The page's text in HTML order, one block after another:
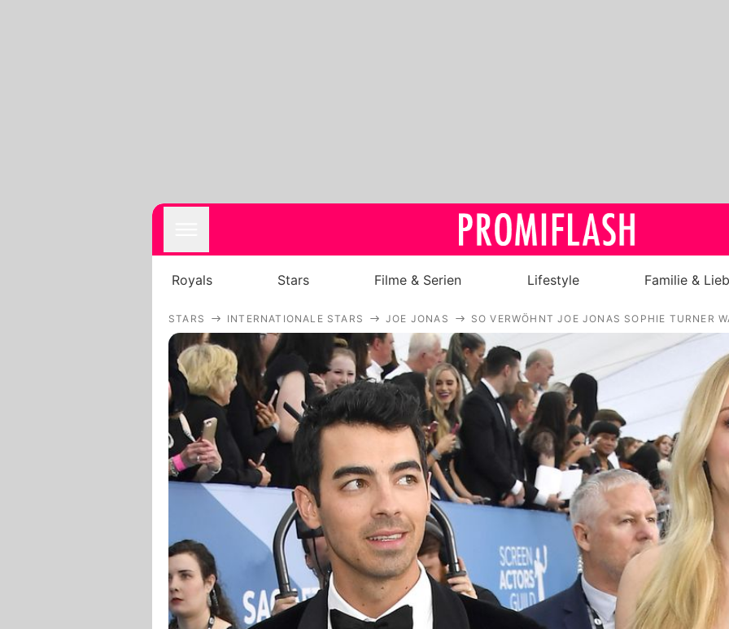
Royals
Stars
Filme & Serien
Lifestyle
Familie & Liebe
Promiflash Exklusiv
Alle Themen auf Promiflash
Jobs
App runterladen
Royals Stars Filme & Serien Lifestyle Familie &
STARS INTERNATIONALE STARS JOE JONAS SO VERWÖHNT JOE JONAS SOPHIE TURNER